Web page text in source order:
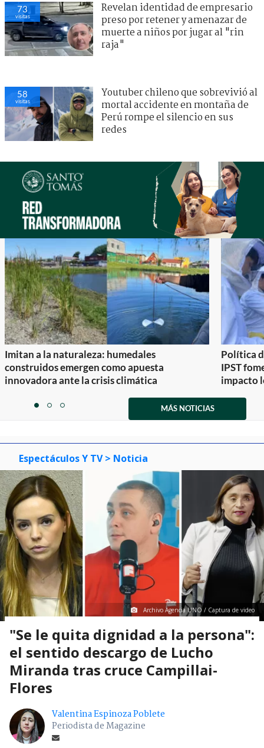
73
visitas
Revelan identidad de empresario
preso por retener y amenazar de
muerte a niños por jugar al "rin
raja"
58
visitas
Youtuber chileno que sobrevivió al
mortal accidente en montaña de
Perú rompe el silencio en sus
redes
Imitan a la naturaleza: humedales
construidos emergen como apuesta
innovadora ante la crisis climática
Política
IPST
impacto
itemitemitem
MÁS NOTICIAS
Espectáculos Y TV > Noticia
Archivo Agencia UNO / Captura de video
"Se le quita dignidad a la persona":
el sentido descargo de Lucho
Miranda tras cruce Campillai-
Flores
Valentina Espinoza Poblete
Periodista de Magazine